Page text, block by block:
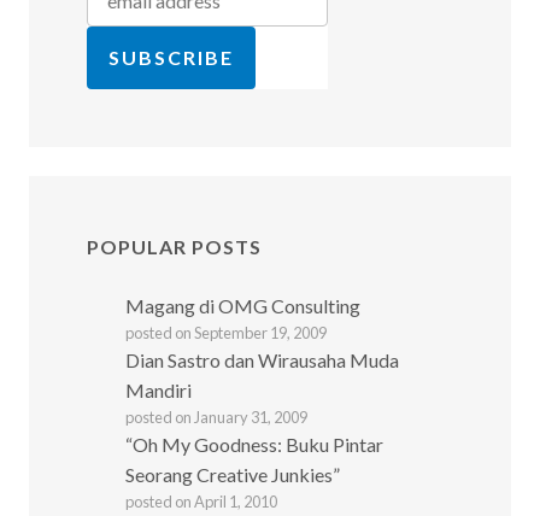
POPULAR POSTS
Magang di OMG Consulting
posted on September 19, 2009
Dian Sastro dan Wirausaha Muda
Mandiri
posted on January 31, 2009
“Oh My Goodness: Buku Pintar
Seorang Creative Junkies”
posted on April 1, 2010